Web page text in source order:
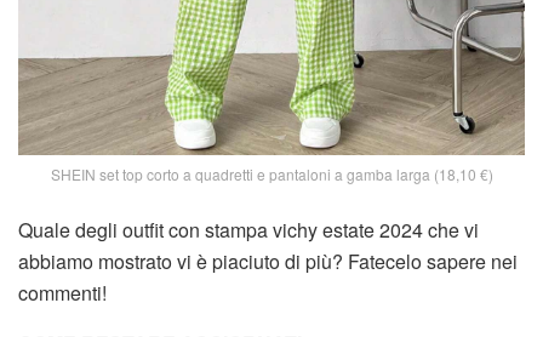
SHEIN set top corto a quadretti e pantaloni a gamba larga (18,10 €)
Quale degli outfit con stampa vichy estate 2024 che vi
abbiamo mostrato vi è piaciuto di più? Fatecelo sapere nei
commenti!